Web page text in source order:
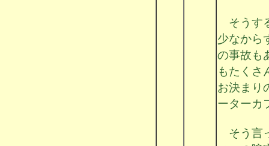
そうす
少なから
の事故も
もたくさ
お決まり
ーターカ
そう言